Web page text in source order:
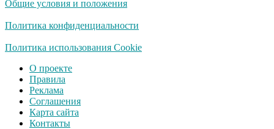
Общие условия и положения
Политика конфиденциальности
Политика использования Cookie
О проекте
Правила
Реклама
Соглашения
Карта сайта
Контакты